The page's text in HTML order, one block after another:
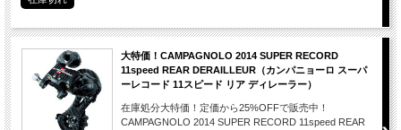
大特価！CAMPAGNOLO 2014 SUPER RECORD
11speed REAR DERAILLEUR（カンパニョーロ スーパ
ーレコード 11スピード リア ディレーラー）
在庫処分大特価！定価から25%OFFで販売中！
CAMPAGNOLO 2014 SUPER RECORD 11speed REAR